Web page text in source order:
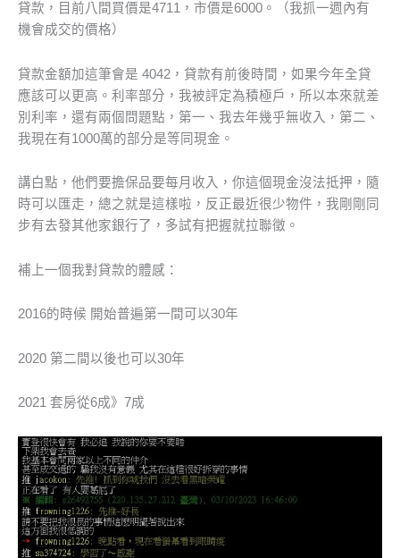
貸款，目前八間買價是4711，市價是6000。（我抓一週內有
機會成交的價格）
貸款金額加這筆會是 4042，貸款有前後時間，如果今年全貸
應該可以更高。利率部分，我被評定為積極戶，所以本來就差
別利率，還有兩個問題點，第一、我去年幾乎無收入，第二、
我現在有1000萬的部分是等同現金。
講白點，他們要擔保品要每月收入，你這個現金沒法抵押，隨
時可以匯走，總之就是這樣啦，反正最近很少物件，我剛剛同
步有去發其他家銀行了，多試有把握就拉聯徵。
補上一個我對貸款的體感：
2016的時候 開始普遍第一間可以30年
2020 第二間以後也可以30年
2021 套房從6成》7成